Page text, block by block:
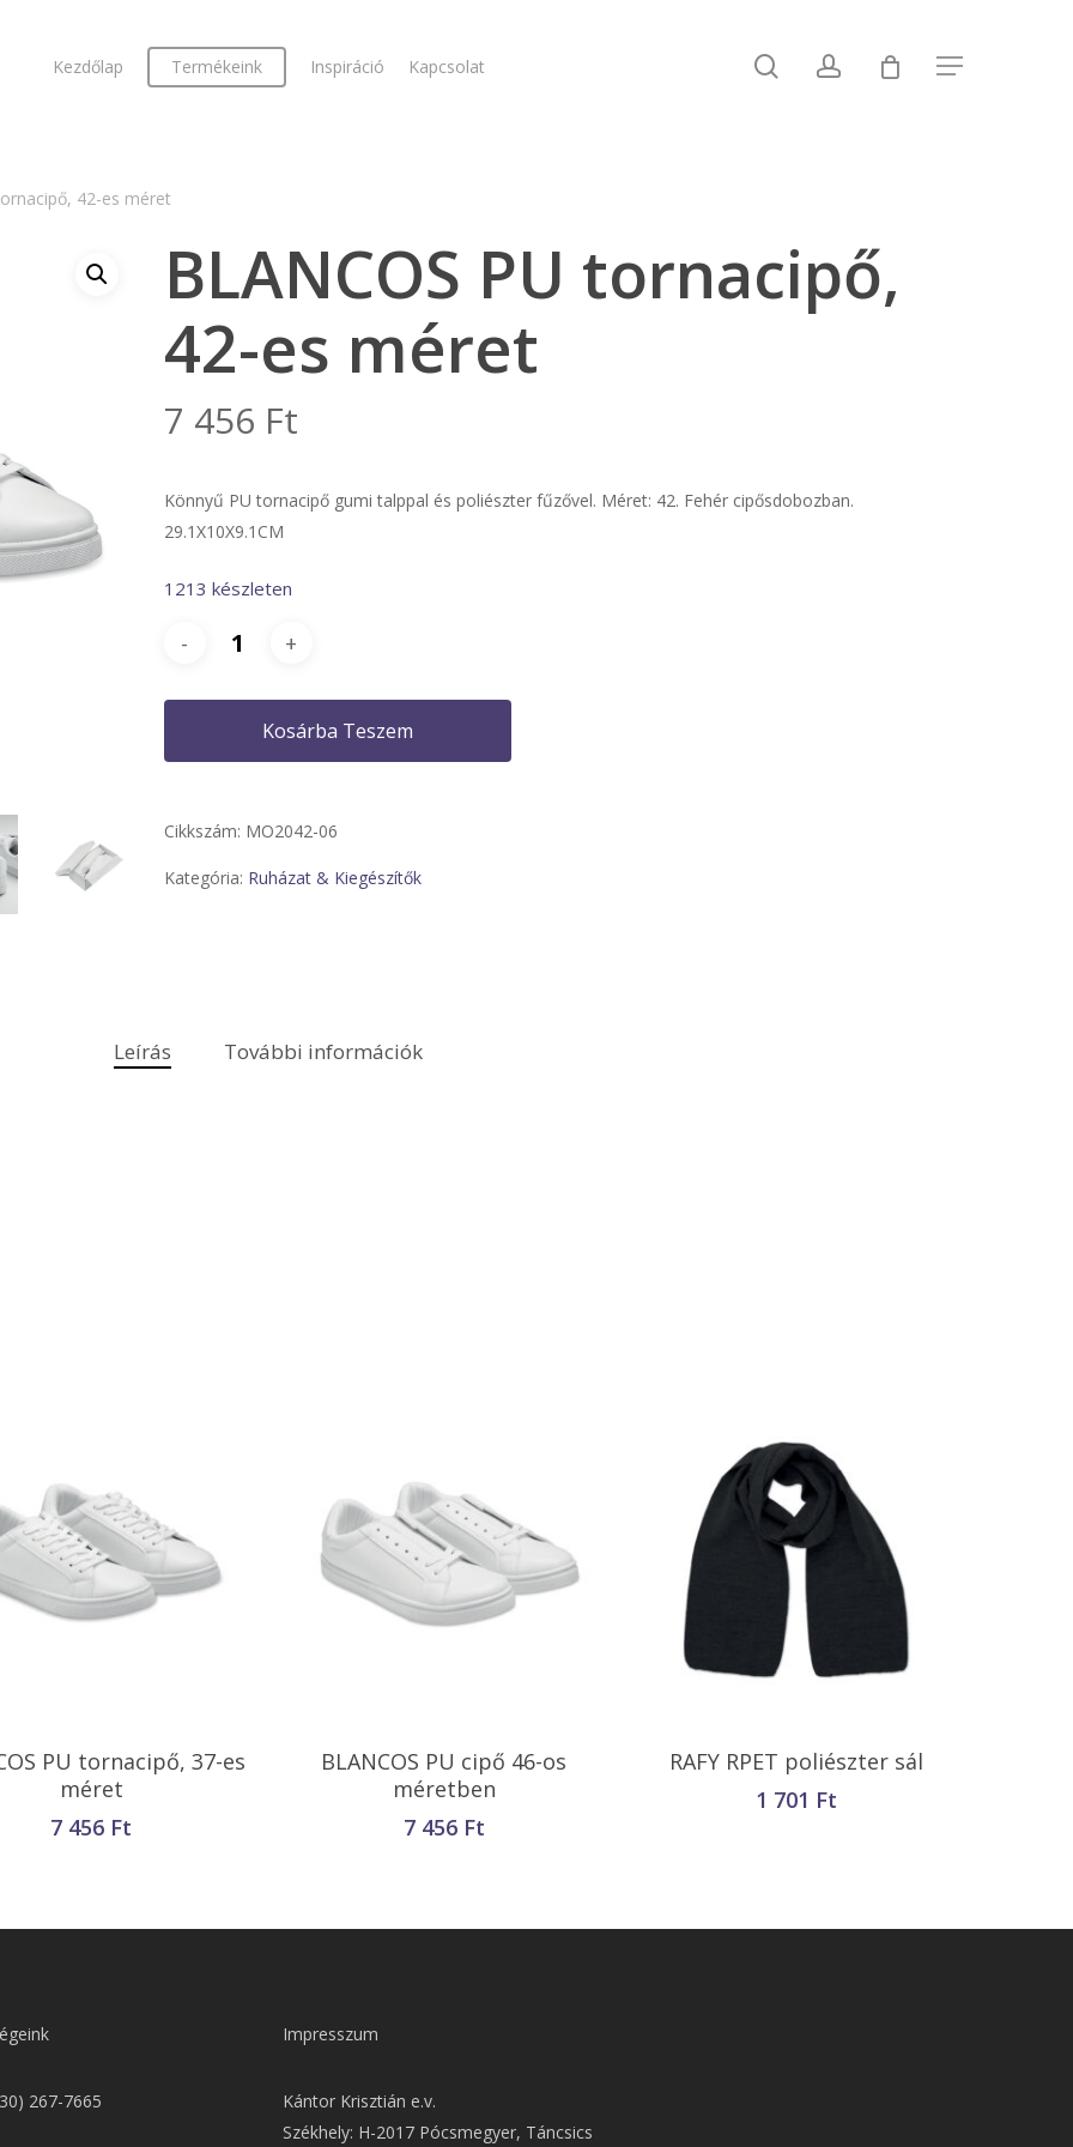
Kezdőlap Termékeink Inspiráció Kapcsolat searchaccount Menu
42-es méret
BLANCOS PU tornacipő,
42-es méret
7 456 Ft
Könnyű PU tornacipő gumi talppal és poliészter fűzővel. Méret: 42. Fehér cipősdobozban.
29.1X10X9.1CM
1213 készleten
Kosárba Teszem
Cikkszám: MO2042-06
Kategória: Ruházat & Kiegészítők
Leírás További információk
Kosárba Teszem
PU tornacipő, 37-es
méret
7 456 Ft
Kosárba Teszem
BLANCOS PU cipő 46-os
méretben
7 456 Ft
Opciók Választása
RAFY RPET poliészter sál
1 701 Ft
267-7665
Impresszum
Kántor Krisztián e.v.
Székhely: H-2017 Pócsmegyer, Táncsics